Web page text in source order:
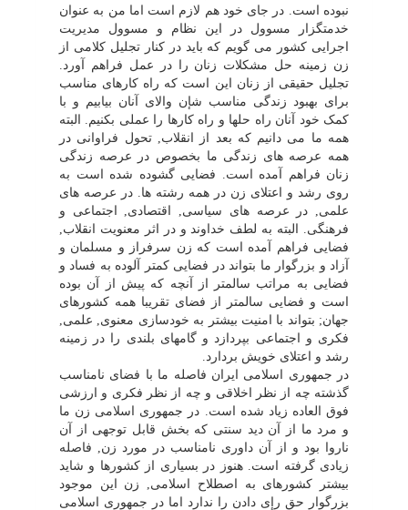
نبوده است. در جاى خود هم لازم است اما من به عنوان
خدمتگزار مسوول در این نظام و مسوول مدیریت
اجرایى کشور مى گویم که باید در کنار تجلیل کلامى از
زن زمینه حل مشکلات زنان را در عمل فراهم آورد.
تجلیل حقیقى از زنان این است که راه کارهاى مناسب
براى بهبود زندگى مناسب شإن والاى آنان بیابیم و با
کمک خود آنان راه حلها و راه کارها را عملى بکنیم. البته
همه ما مى دانیم که بعد از انقلاب, تحول فراوانى در
همه عرصه هاى زندگى ما بخصوص در عرصه زندگى
زنان فراهم آمده است. فضایى گشوده شده است به
روى رشد و اعتلاى زن در همه رشته ها. در عرصه هاى
علمى, در عرصه هاى سیاسى, اقتصادى, اجتماعى و
فرهنگى. البته به لطف خداوند و در اثر معنویت انقلاب,
فضایى فراهم آمده است که زن سرفراز و مسلمان و
آزاد و بزرگوار ما بتواند در فضایى کمتر آلوده به فساد و
فضایى به مراتب سالمتر از آنچه که پیش از آن بوده
است و فضایى سالمتر از فضاى تقریبا همه کشورهاى
جهان; بتواند با امنیت بیشتر به خودسازى معنوى, علمى,
فکرى و اجتماعى بپردازد و گامهاى بلندى را در زمینه
رشد و اعتلاى خویش بردارد.
در جمهورى اسلامى ایران فاصله ما با فضاى نامناسب
گذشته چه از نظر اخلاقى و چه از نظر فکرى و ارزشى
فوق العاده زیاد شده است. در جمهورى اسلامى زن ما
و مرد ما از آن دید سنتى که بخش قابل توجهى از آن
ناروا بود و از آن داورى نامناسب در مورد زن, فاصله
زیادى گرفته است. هنوز در بسیارى از کشورها و شاید
بیشتر کشورهاى به اصطلاح اسلامى, زن این موجود
بزرگوار حق رإى دادن را ندارد اما در جمهورى اسلامى